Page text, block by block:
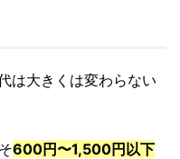
は大きくは変わらない
600円〜1,500円以下